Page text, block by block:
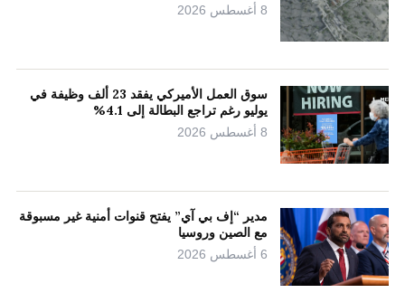
8 أغسطس 2026
سوق العمل الأميركي يفقد 23 ألف وظيفة في
يوليو رغم تراجع البطالة إلى 4.1%
8 أغسطس 2026
مدير “إف بي آي” يفتح قنوات أمنية غير مسبوقة
مع الصين وروسيا
6 أغسطس 2026